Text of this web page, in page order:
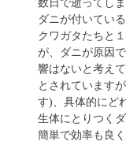
数日で逝ってし
ダニが付いてい
クワガタたちと
が、ダニが原因
響はないと考え
とされています
す)、具体的にど
生体にとりつく
簡単で効率も良